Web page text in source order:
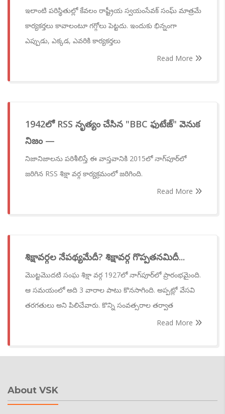
ఇలాంటి పరిస్థితుల్లో కేవలం రాష్ట్రీయ స్వయంసేవక్ సంఘ్ మాత్రమే
కార్యకర్తలు కావాలంటూ గగ్గోలు పెట్టదు. ఇందుకు భిన్నంగా
ఎప్పుడు, ఎక్కడ, ఎవరికి కార్యకర్తలు
Read More
1942లో RSS నృత్యం చేసిన "BBC ఫుటేజ్" వెనుక
నిజం —
నిజానిజాలను పరిశీలిస్తే ఈ వాస్తవానికి 2015లో నాగ్‌పూర్‌లో
జరిగిన RSS శిక్షా వర్గ కార్యక్రమంలో జరిగింది.
Read More
శిక్షావర్గల నేపథ్యమేదీ? శిక్షావర్గ గొప్పతనమిదీ...
మొట్టమొదటి సంఘ శిక్షా వర్గ 1927లో నాగ్‌పూర్‌లో ప్రారంభమైంది.
ఆ సమయంలో అది 3 వారాల పాటు కొనసాగింది. అప్పట్లో వేసవి
తరగతులు అని పిలిచేవారు. కొన్ని సంవత్సరాల తర్వాత
Read More
About VSK